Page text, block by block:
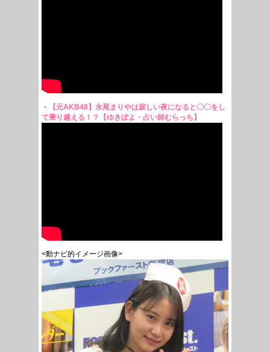
・
【元AKB48】永尾まりやは寂しい夜になると〇〇をし
て乗り越える！？【ゆきぽよ・占い師むらっち】
<動ナビ的イメージ画像>